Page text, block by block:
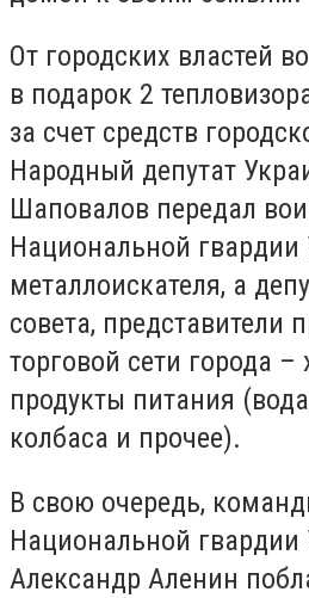
От городских властей
в подарок 2
за счет средств
Народный депутат
Шаповалов передал
Национальной
металлоискателя, а
совета, представители
торговой сети города
продукты питания
колбаса и прочее).
В свою очередь,
Национальной гвардии
Александр Аленин